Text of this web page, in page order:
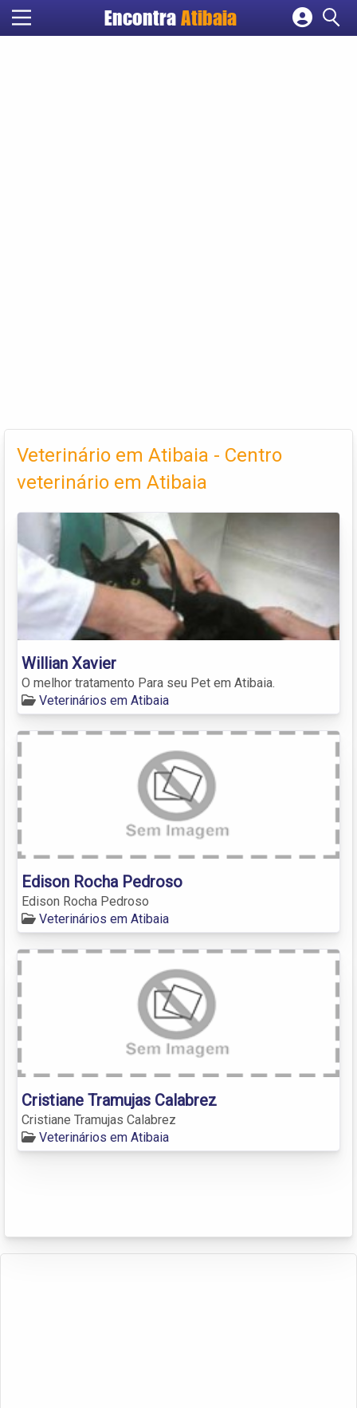
Encontra Atibaia
Veterinário em Atibaia - Centro
veterinário em Atibaia
Willian Xavier
O melhor tratamento Para seu Pet em Atibaia.
Veterinários em Atibaia
Edison Rocha Pedroso
Edison Rocha Pedroso
Veterinários em Atibaia
Cristiane Tramujas Calabrez
Cristiane Tramujas Calabrez
Veterinários em Atibaia